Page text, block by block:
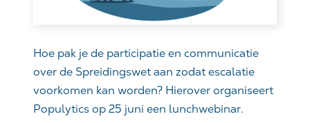
Hoe pak je de participatie en communicatie
over de Spreidingswet aan zodat escalatie
voorkomen kan worden? Hierover organiseert
Populytics op 25 juni een lunchwebinar.